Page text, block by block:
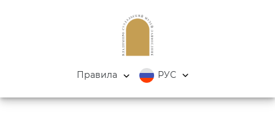
Правила РУС